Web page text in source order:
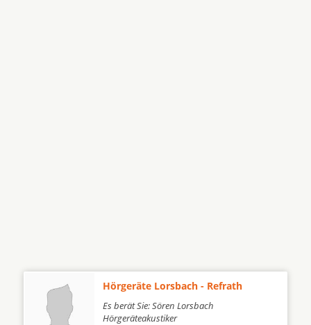
Hörgeräte Lorsbach - Refrath
Es berät Sie: Sören Lorsbach
Hörgeräteakustiker